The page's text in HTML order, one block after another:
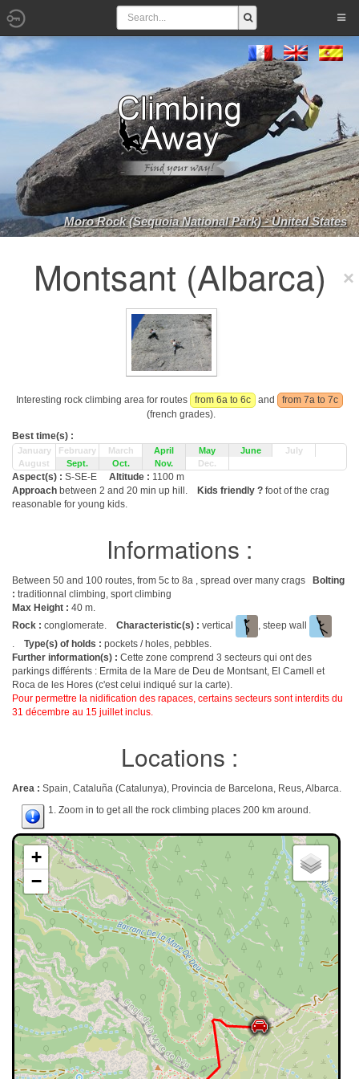
Moro Rock (Sequoia National Park) - United States
Montsant (Albarca)
Interesting rock climbing area for routes from 6a to 6c and
from 7a to 7c
(french grades).
Best time(s) :
January February March April May June
July
August
Sept. Oct. Nov. Dec.
Aspect(s) : S-SE-E Altitude : 1100 m
Approach between 2 and 20 min up hill. Kids friendly ? foot of the crag
reasonable for young kids.
Informations :
Between 50 and 100 routes, from 5c to 8a , spread over many crags
Bolting
: traditionnal climbing, sport climbing
Max Height : 40 m.
Rock : conglomerate. Characteristic(s) : vertical
, steep wall
. Type(s) of holds : pockets / holes, pebbles.
Further information(s) : Cette zone comprend 3 secteurs qui ont des
parkings différents : Ermita de la Mare de Deu de Montsant, El Camell et
Roca de les Hores (c'est celui indiqué sur la carte).
Pour permettre la nidification des rapaces, certains secteurs sont interdits du
31 décembre au 15 juillet inclus.
Locations :
Area : Spain, Cataluña (Catalunya), Provincia de Barcelona, Reus, Albarca.
1. Zoom in to get all the rock climbing places 200 km around.
+
−